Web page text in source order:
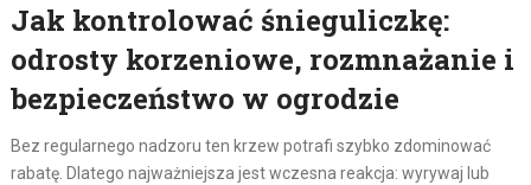
Jak kontrolować śnieguliczkę:
odrosty korzeniowe, rozmnażanie i
bezpieczeństwo w ogrodzie
Bez regularnego nadzoru ten krzew potrafi szybko zdominować
rabatę. Dlatego najważniejsza jest wczesna reakcja: wyrywaj lub